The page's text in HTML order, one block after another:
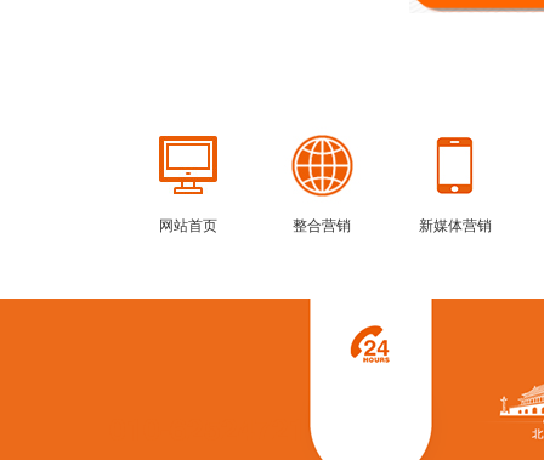
网站首页 整合营销 新媒体营销